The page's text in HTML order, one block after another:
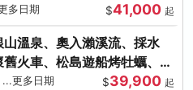
多日期 $41,000 起
溫泉、奧入瀨溪流、採水
火車、松島遊船烤牡蠣、嚴
更多日期 $39,900 起